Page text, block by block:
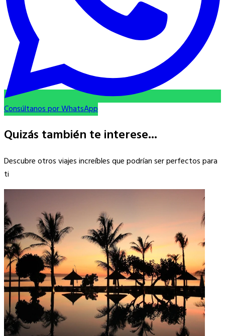
Consúltanos por WhatsApp
Quizás también te interese...
Descubre otros viajes increíbles que podrían ser perfectos para
ti